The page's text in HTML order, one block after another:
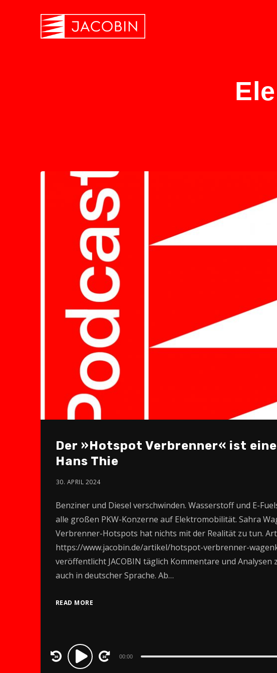
Der »Hotspot Verbrenner« ist
Hans Thie
30. APRIL 2024
Benziner und Diesel verschwinden. Wasserstoff und E-
alle großen PKW-Konzerne auf Elektromobilität. Sahra
Verbrenner-Hotspots hat nichts mit der Realität zu tun.
https://www.jacobin.de/artikel/hotspot-verbrenner-
veröffentlicht JACOBIN täglich Kommentare und Analysen
auch in deutscher Sprache. Ab…
READ MORE
Audio
Player
00:00